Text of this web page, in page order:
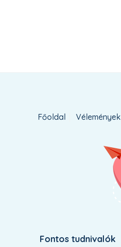
Főoldal Vélemények
Fontos tudnivalók